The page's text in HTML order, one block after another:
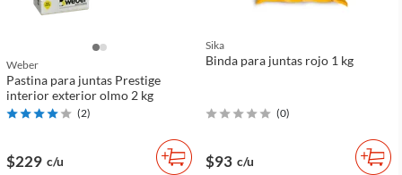
Weber
Pastina para juntas Prestige
interior exterior olmo 2 kg
(2)
$229 c/u
Sika
Binda para juntas rojo 1 kg
(0)
$93 c/u